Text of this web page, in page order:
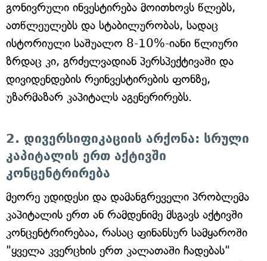
გონივრული ინვესტირება მოითხოვს წლებს,
ათწლეულებს და სტაბილურობას, სადაც
ისტორიული საშუალო 8-10%-იანი წლიური
ზრდაც კი, გრძელვადიან პერსპექტივაში და
დივიდენდების რეინვესტირების ფონზე,
უზარმაზარ კაპიტალს აგენერირებს.
2. დივერსიფიკაციის არქონა: სრული
კაპიტალის ერთ აქტივში
კონცენტრირება
მეორე უდიდესი და დამანგრეველი პრობლემა
კაპიტალის ერთ ან რამდენიმე მსგავს აქტივში
კონცენტრირებაა, რასაც ფინანსურ სამყაროში
"ყველა კვერცხის ერთ კალათაში ჩადებას"